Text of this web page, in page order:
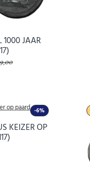
1000 JAAR
-6%
KEIZER OP